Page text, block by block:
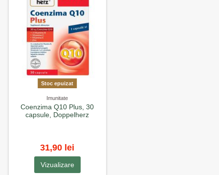
Stoc epuizat
Imunitate
Coenzima Q10 Plus, 30
capsule, Doppelherz
31,90 lei
Vizualizare